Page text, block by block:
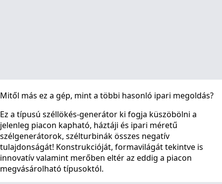
Mitől más ez a gép, mint a többi hasonló ipari megoldás?
Ez a típusú széllökés-generátor ki fogja küszöbölni a
jelenleg piacon kapható, háztáji és ipari méretű
szélgenerátorok, szélturbinák összes negatív
tulajdonságát! Konstrukcióját, formavilágát tekintve is
innovatív valamint merőben eltér az eddig a piacon
megvásárolható típusoktól.